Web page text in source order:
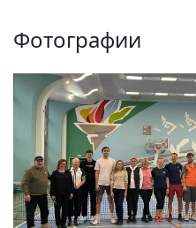
Фотографии